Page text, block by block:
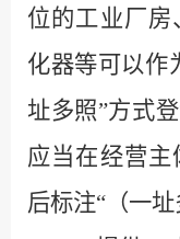
位的工业厂
化器等可以作
址多照”方式
应当在经营主
后标注“ （一